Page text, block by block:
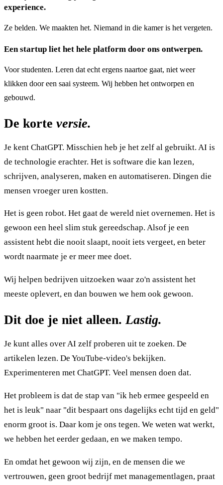
experience.
Ze belden. We maakten het. Niemand in die kamer is het vergeten.
Een startup liet het hele platform door ons ontwerpen.
Voor studenten. Leren dat echt ergens naartoe gaat, niet weer
klikken door een saai systeem. Wij hebben het ontworpen en
gebouwd.
De korte versie.
Je kent ChatGPT. Misschien heb je het zelf al gebruikt. AI is
de technologie erachter. Het is software die kan lezen,
schrijven, analyseren, maken en automatiseren. Dingen die
mensen vroeger uren kostten.
Het is geen robot. Het gaat de wereld niet overnemen. Het is
gewoon een heel slim stuk gereedschap. Alsof je een
assistent hebt die nooit slaapt, nooit iets vergeet, en beter
wordt naarmate je er meer mee doet.
Wij helpen bedrijven uitzoeken waar zo'n assistent het
meeste oplevert, en dan bouwen we hem ook gewoon.
Dit doe je niet alleen.Lastig.
Je kunt alles over AI zelf proberen uit te zoeken. De
artikelen lezen. De YouTube-video's bekijken.
Experimenteren met ChatGPT. Veel mensen doen dat.
Het probleem is dat de stap van "ik heb ermee gespeeld en
het is leuk" naar "dit bespaart ons dagelijks echt tijd en geld"
enorm groot is. Daar kom je ons tegen. We weten wat werkt,
we hebben het eerder gedaan, en we maken tempo.
En omdat het gewoon wij zijn, en de mensen die we
vertrouwen, geen groot bedrijf met managementlagen, praat